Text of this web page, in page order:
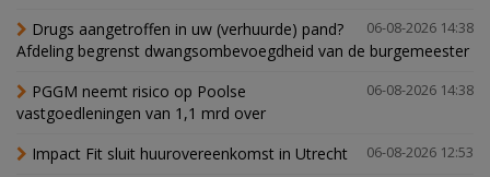
06-08-2026 14:38
Drugs aangetroffen in uw (verhuurde) pand?
Afdeling begrenst dwangsombevoegdheid van de burgemeester
06-08-2026 14:38
PGGM neemt risico op Poolse
vastgoedleningen van 1,1 mrd over
06-08-2026 12:53
Impact Fit sluit huurovereenkomst in Utrecht